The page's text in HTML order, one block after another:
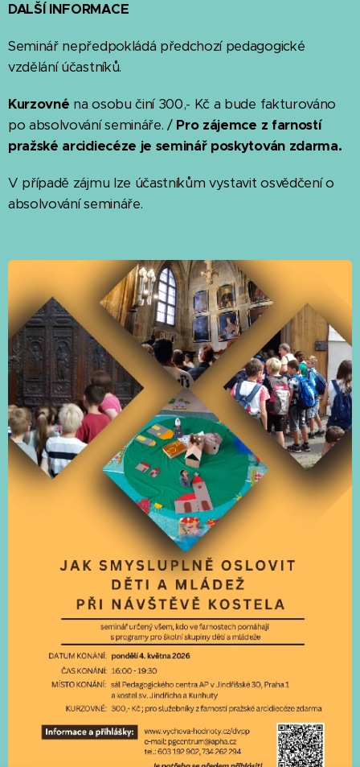
DALŠÍ INFORMACE
Seminář nepředpokládá předchozí pedagogické
vzdělání účastníků.
Kurzovné na osobu činí 300,- Kč a bude fakturováno
po absolvování semináře. / Pro zájemce z farností
pražské arcidiecéze je seminář poskytován zdarma.
V případě zájmu lze účastníkům vystavit osvědčení o
absolvování semináře.